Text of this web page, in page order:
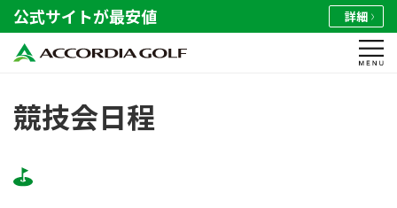
公式サイトが最安値 詳細
競技会日程